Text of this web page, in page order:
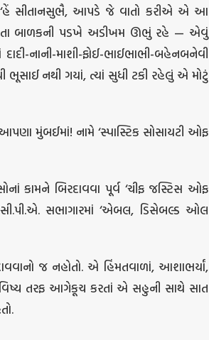
‘હેં સીતાનસુભૈ, આપડે જે વાતો કરીએ એ આ
બાળકની પડખે અડીખમ ઊભું રહે — એવું
નાની-માશી-ફોઈ-ભાઈભાભી-બહેનબનેવી
નથી ગયાં, ત્યાં સુધી ટકી રહેલું એ મોટું
મુંબઈમાં! નામે ‘સ્પાસ્ટિક સોસાયટી ઓફ
કામને બિરદાવવા પૂર્વ ‘ચીફ જસ્ટિસ ઓફ
સભાગારમાં ‘એબલ, ડિસેબલ્ડ ઓલ
જ નહોતો. એ હિંમતવાળાં, આશાભર્યાં,
તરફ આગેકૂચ કરતાં એ સહુની સાથે સાત